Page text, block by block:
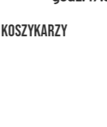
MECZ